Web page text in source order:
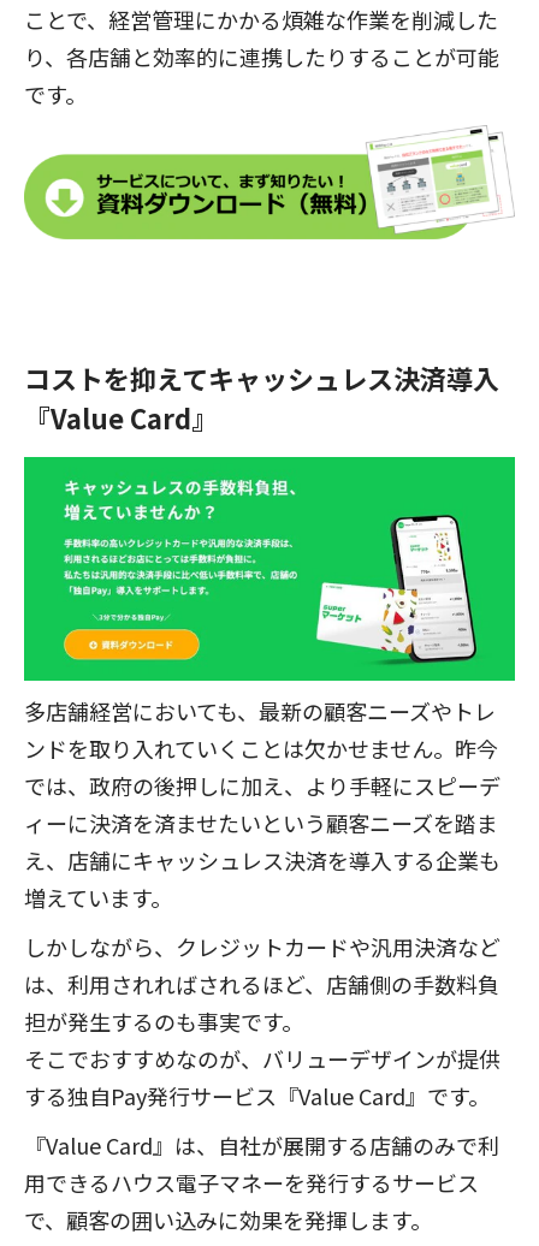
ことで、経営管理にかかる煩雑な作業を削減した
り、各店舗と効率的に連携したりすることが可能
です。
コストを抑えてキャッシュレス決済導入
『Value Card』
多店舗経営においても、最新の顧客ニーズやトレ
ンドを取り入れていくことは欠かせません。昨今
では、政府の後押しに加え、より手軽にスピーデ
ィーに決済を済ませたいという顧客ニーズを踏ま
え、店舗にキャッシュレス決済を導入する企業も
増えています。
しかしながら、クレジットカードや汎用決済など
は、利用されればされるほど、店舗側の手数料負
担が発生するのも事実です。
そこでおすすめなのが、バリューデザインが提供
する独自Pay発行サービス『Value Card』です。
『Value Card』は、自社が展開する店舗のみで利
用できるハウス電子マネーを発行するサービス
で、顧客の囲い込みに効果を発揮します。